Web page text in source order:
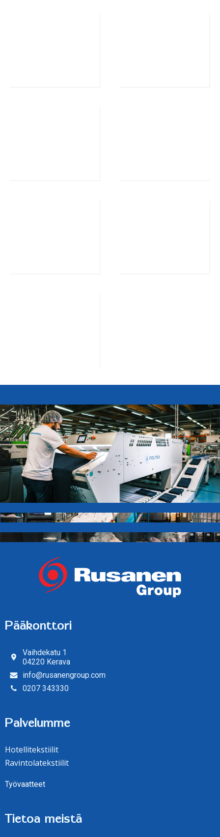
Pääkonttori
Vaihdekatu 1
04220 Kerava
info@rusanengroup.com
0207 343330
Palvelumme
Hotellitekstiilit
Ravintolatekstiilit
Työvaatteet
Tietoa meistä